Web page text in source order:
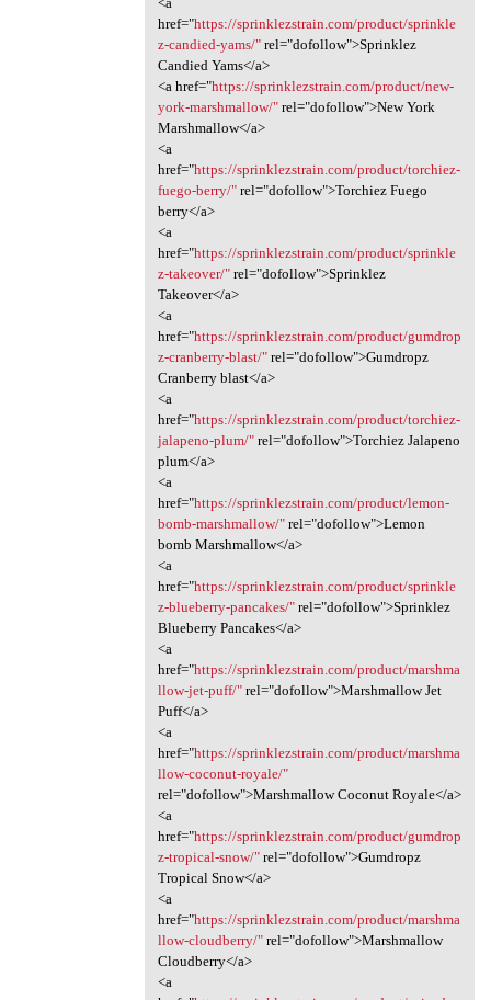
href="https://sprinklezstrain.com/product/sprinkle
z-candied-yams/"rel="dofollow">Sprinklez
Candied Yams</a>
<a href="https://sprinklezstrain.com/product/new-
york-marshmallow/"rel="dofollow">New York
Marshmallow</a>
<a
href="https://sprinklezstrain.com/product/torchiez-
fuego-berry/"rel="dofollow">Torchiez Fuego
berry</a>
<a
href="https://sprinklezstrain.com/product/sprinkle
z-takeover/"rel="dofollow">Sprinklez
Takeover</a>
<a
href="https://sprinklezstrain.com/product/gumdrop
z-cranberry-blast/"rel="dofollow">Gumdropz
Cranberry blast</a>
<a
href="https://sprinklezstrain.com/product/torchiez-
jalapeno-plum/"rel="dofollow">Torchiez Jalapeno
plum</a>
<a
href="https://sprinklezstrain.com/product/lemon-
bomb-marshmallow/"rel="dofollow">Lemon
bomb Marshmallow</a>
<a
href="https://sprinklezstrain.com/product/sprinkle
z-blueberry-pancakes/"rel="dofollow">Sprinklez
Blueberry Pancakes</a>
<a
href="https://sprinklezstrain.com/product/marshma
llow-jet-puff/"rel="dofollow">Marshmallow Jet
Puff</a>
<a
href="https://sprinklezstrain.com/product/marshma
llow-coconut-royale/"
rel="dofollow">Marshmallow Coconut Royale</a>
<a
href="https://sprinklezstrain.com/product/gumdrop
z-tropical-snow/"rel="dofollow">Gumdropz
Tropical Snow</a>
<a
href="https://sprinklezstrain.com/product/marshma
llow-cloudberry/"rel="dofollow">Marshmallow
Cloudberry</a>
<a